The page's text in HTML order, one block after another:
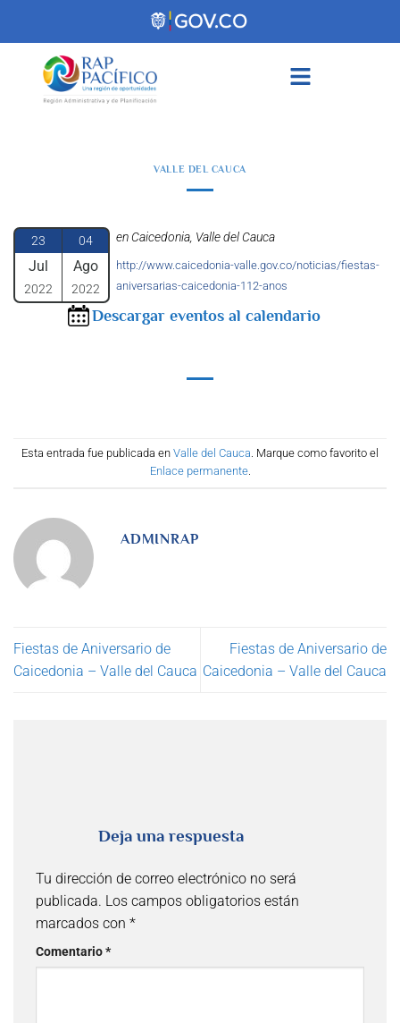
VALLE DEL CAUCA
23
Jul
2022
04
Ago
2022
en Caicedonia, Valle del Cauca
http://www.caicedonia-valle.gov.co/noticias/fiestas-
aniversarias-caicedonia-112-anos
Descargar eventos al calendario
Esta entrada fue publicada en Valle del Cauca. Marque como favorito el
Enlace permanente.
ADMINRAP
Fiestas de Aniversario de
Caicedonia – Valle del Cauca
Fiestas de Aniversario de
Caicedonia – Valle del Cauca
Deja una respuesta
Tu dirección de correo electrónico no será
publicada. Los campos obligatorios están
marcados con *
Comentario*